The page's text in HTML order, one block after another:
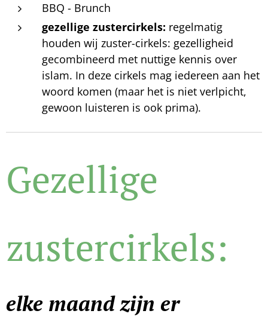
BBQ - Brunch
gezellige zustercirkels: regelmatig
houden wij zuster-cirkels: gezelligheid
gecombineerd met nuttige kennis over
islam. In deze cirkels mag iedereen aan het
woord komen (maar het is niet verlpicht,
gewoon luisteren is ook prima).
Gezellige
zustercirkels:
elke maand zijn er